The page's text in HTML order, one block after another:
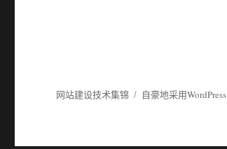
网站建设技术集锦 自豪地采用WordPress